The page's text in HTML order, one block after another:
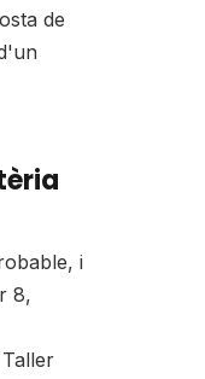
de
i
8,